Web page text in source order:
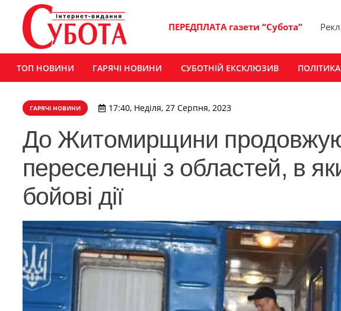
ПЕРЕДПЛАТА газети “Субота”
ТОП НОВИНИ ГАРЯЧІ НОВИНИ СУБОТНІЙ ЕКСКЛЮЗИВ ПОЛІТИКА
ГАРЯЧІ НОВИНИ 17:40, Неділя, 27 Серпня, 2023
До Житомирщини
переселенці з областей, в
бойові дії